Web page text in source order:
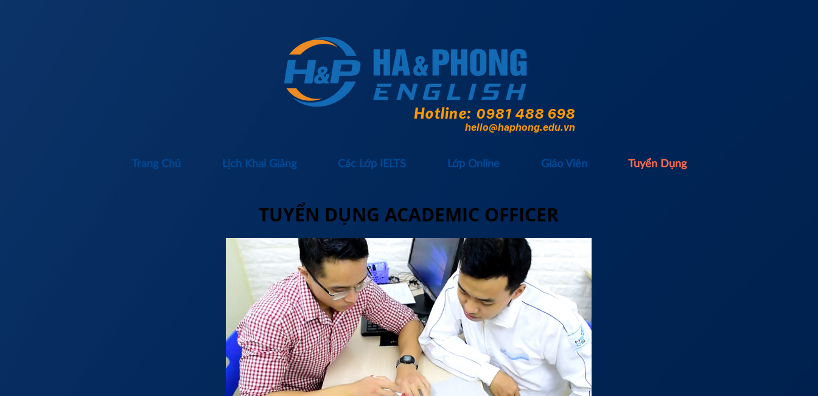
Hotline: 0981 488 698
hello@haphong.edu.vn
Trang Chủ Lịch Khai Giảng Các Lớp IELTS Lớp Online Giáo Viên Tuyển Dụng
TUYỂN DỤNG ACADEMIC OFFICER